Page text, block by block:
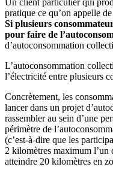
Un client particulier qui
pratique ce qu’on appelle
Si plusieurs
pour faire de
d’autoconsommation
L’autoconsommation
l’électricité entre plusieurs
Concrètement, les
lancer dans un projet
rassembler au sein d’une
périmètre de
(c’est-à-dire que les
2 kilomètres maximum l’un
atteindre 20 kilomètres en